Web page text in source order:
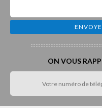
ON VOUS